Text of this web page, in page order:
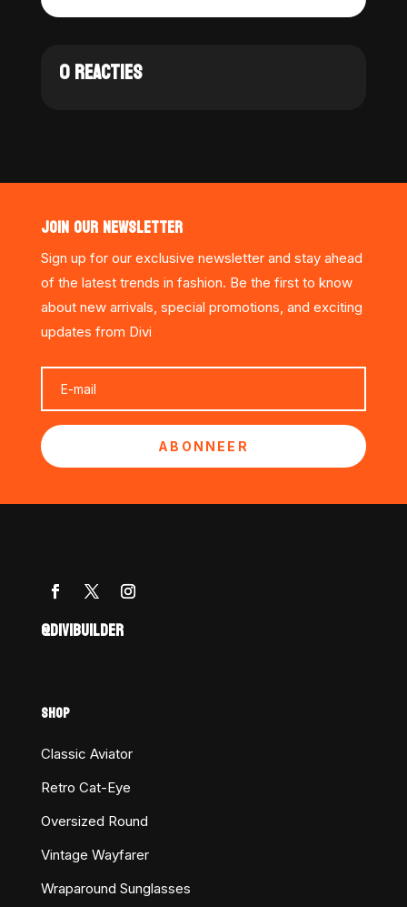
0 REACTIES
JOIN OUR NEWSLETTER
Sign up for our exclusive newsletter and stay ahead
of the latest trends in fashion. Be the first to know
about new arrivals, special promotions, and exciting
updates from Divi
ABONNEER
@DIVIBUILDER
SHOP
Classic Aviator
Retro Cat-Eye
Oversized Round
Vintage Wayfarer
Wraparound Sunglasses